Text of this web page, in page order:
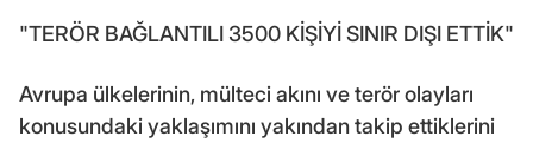
"TERÖR BAĞLANTILI 3500 KİŞİYİ SINIR DIŞI ETTİK"
Avrupa ülkelerinin, mülteci akını ve terör olayları
konusundaki yaklaşımını yakından takip ettiklerini